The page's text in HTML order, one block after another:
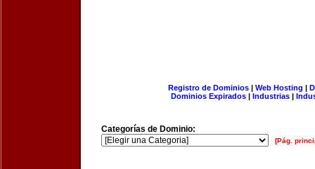
Registro de Dominios| Web Hosting |
Dominios Expirados | Industrias |
Categorías de Dominio:
[Pág.